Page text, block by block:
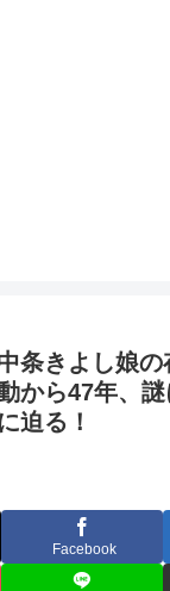
条きよし娘
から47年、
迫る！
Facebook